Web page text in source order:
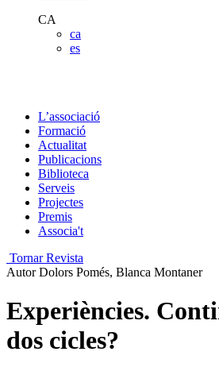
CA
ca
es
L’associació
Formació
Actualitat
Publicacions
Biblioteca
Serveis
Projectes
Premis
Associa't
Tornar Revista
Autor Dolors Pomés, Blanca Montaner
Experiències.
dos cicles?